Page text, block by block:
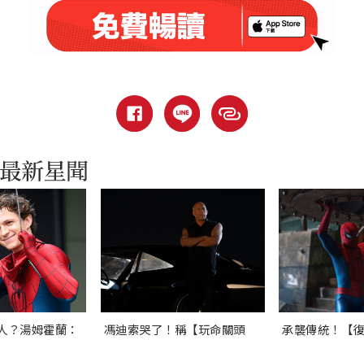
？湯姆霍蘭：
馮迪索哭了！稱【玩命關頭
承襲傳統！【